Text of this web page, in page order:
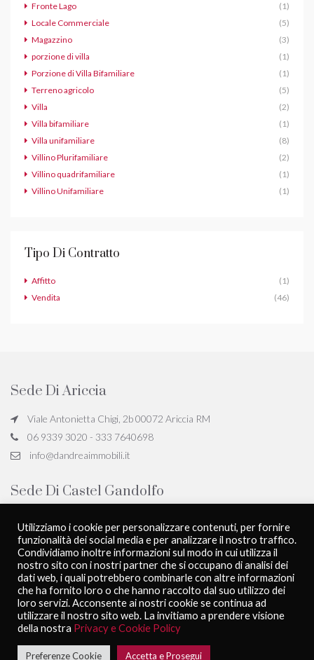
Fronte Lago
(1)
Locale Commerciale
(5)
Magazzino
(3)
porzione di villa
(1)
Porzione di Villa Bifamiliare
(1)
Terreno agricolo
(5)
Villa
(2)
Villa bifamiliare
(1)
Villa unifamiliare
(8)
Villino Plurifamiliare
(2)
Villino quadrifamiliare
(1)
Villino Unifamiliare
(1)
Tipo Di Contratto
Affitto
(1)
Vendita
(46)
Sede Di Ariccia
Viale Antonietta Chigi, 2b 00072 Ariccia RM
06 9339 3020 - 333 7640698
info@dandreaimmobili.it
Sede Di Castel Gandolfo
RM
06 9339 3020 - 333 7640698
info@dandreaimmobili.it
D'Andrea Immobili - All rights reservedPrivacy Policy
Powered byPubliworkComunicare
Utilizziamo i cookie per personalizzare contenuti, per fornire
funzionalità dei social media e per analizzare il nostro traffico.
Condividiamo inoltre informazioni sul modo in cui utilizza il
nostro sito con i nostri partner che si occupano di analisi dei
dati web, i quali potrebbero combinarle con altre informazioni
che ha fornito loro o che hanno raccolto dal suo utilizzo dei
loro servizi. Acconsente ai nostri cookie se continua ad
utilizzare il nostro sito web. La invitiamo a prendere visione
della nostra Privacy e Cookie Policy
Preferenze Cookie Accetta e Prosegui